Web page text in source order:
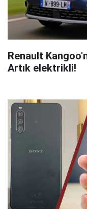
Renault
Artık elektrikli!